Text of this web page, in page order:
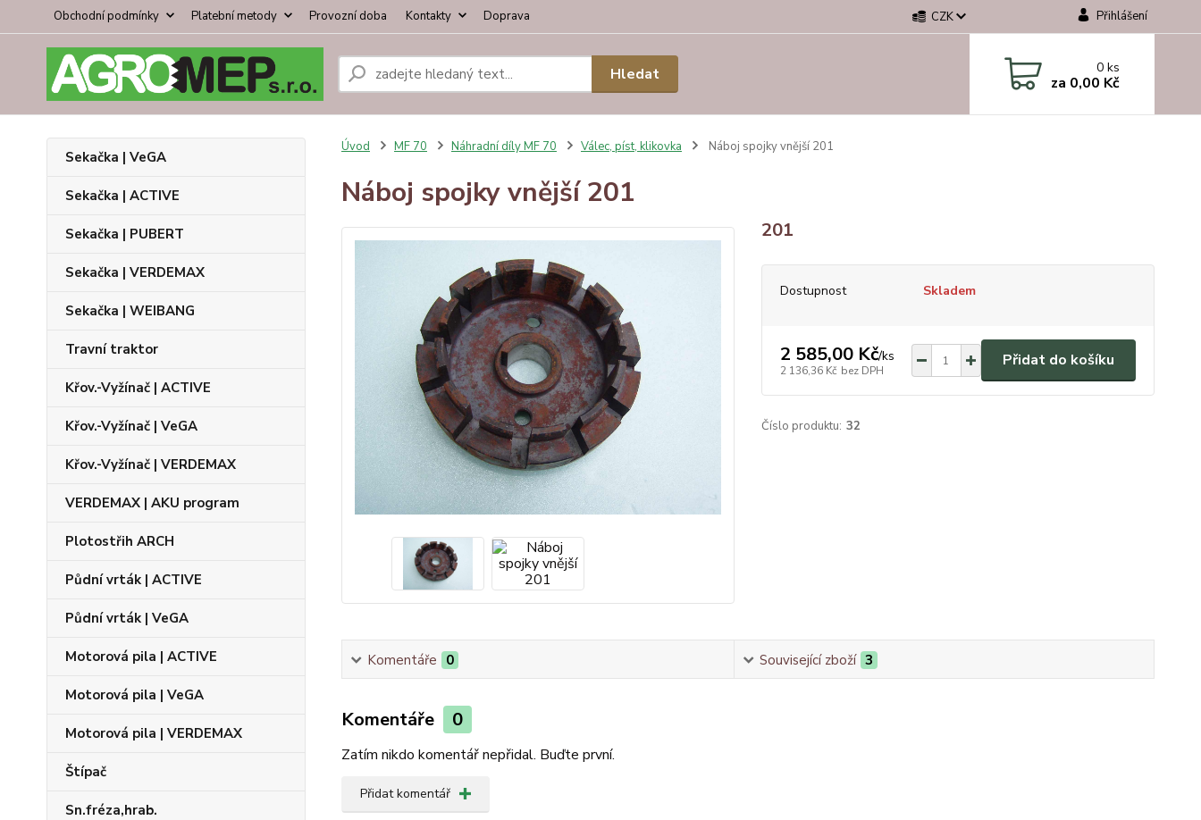
Obchodní podmínky Platební metody Provozní doba Kontakty Doprava CZK Přihlášení
Hledat 0ks
za 0,00 Kč
Sekačka | VeGA
Sekačka | ACTIVE
Sekačka | PUBERT
Sekačka | VERDEMAX
Sekačka | WEIBANG
Travní traktor
Křov.-Vyžínač | ACTIVE
Křov.-Vyžínač | VeGA
Křov.-Vyžínač | VERDEMAX
VERDEMAX | AKU program
Plotostřih ARCH
Půdní vrták | ACTIVE
Půdní vrták | VeGA
Motorová pila | ACTIVE
Motorová pila | VeGA
Motorová pila | VERDEMAX
Štípač
Sn.fréza,hrab.
Úvod MF 70 Náhradní díly MF 70 Válec, píst, klikovka Náboj spojky vnější 201
Náboj spojky vnější 201
201
Dostupnost Skladem
2 585,00 Kč/ks
2 136,36 Kč bez DPH
Přidat do košíku
Číslo produktu: 32
Komentáře 0 Související zboží 3
Komentáře 0
Zatím nikdo komentář nepřidal. Buďte první.
Přidat komentář